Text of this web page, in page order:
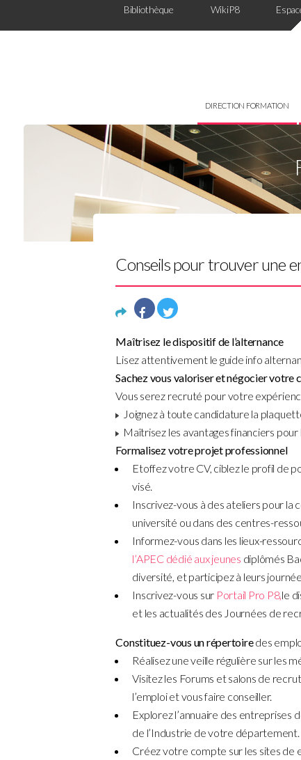
Panneau de gestion des cookiesBibliothèque WikiP8
DIRECTION FORMATION
Conseils pour trouver une
Maîtrisez le dispositif de l’alternance
Lisez attentivement le guide info
Sachez vous valoriser et négocier votre
Vous serez recruté pour votre
Joignez à toute candidature la
Maîtrisez les avantages financiers
Formalisez votre projet professionnel
Etoffez votre CV, ciblez le profil de
visé.
Inscrivez-vous à des ateliers pour
université ou dans des centres-
Informez-vous dans les lieux-
l’APEC dédié aux jeunes diplômés
diversité, et participez à leurs
Inscrivez-vous sur Portail Pro P8,le
et les actualités des Journées de
Constituez-vous un répertoiredes
Réalisez une veille régulière sur les
Visitez les Forums et salons de
l’emploi et vous faire conseiller.
Explorez l’annuaire des
de l’Industrie de votre département.
Créez votre compte sur les sites